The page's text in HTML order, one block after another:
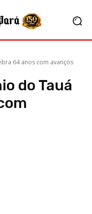
64 anos com avanços
do Tauá